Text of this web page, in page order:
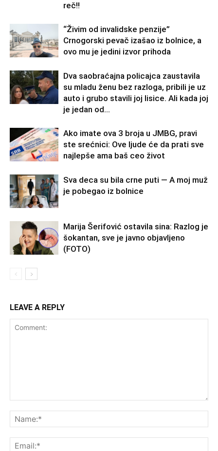
reč!!
“Živim od invalidske penzije”
Crnogorski pevač izašao iz bolnice, a
ovo mu je jedini izvor prihoda
Dva saobraćajna policajca zaustavila
su mladu ženu bez razloga, pribili je uz
auto i grubo stavili joj lisice. Ali kada joj
je jedan od...
Ako imate ova 3 broja u JMBG, pravi
ste srećnici: Ove ljude će da prati sve
najlepše ama baš ceo život
Sva deca su bila crne puti — A moj muž
je pobegao iz bolnice
Marija Šerifović ostavila sina: Razlog je
šokantan, sve je javno objavljeno
(FOTO)
LEAVE A REPLY